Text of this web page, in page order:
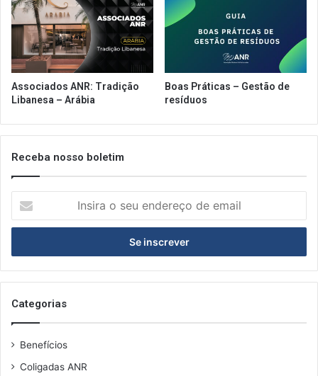
Associados ANR: Tradição
Libanesa – Arábia
Boas Práticas – Gestão de
resíduos
Receba nosso boletim
seu
de
email
Categorias
Benefícios
Coligadas ANR